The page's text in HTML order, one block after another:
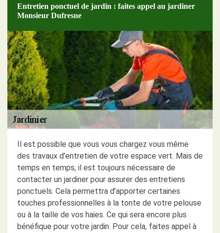
Entretien ponctuel de jardin : faites appel au jardiner
Monsieur Dufresne
Il est possible que vous vous chargez vous même
des travaux d’entretien de votre espace vert. Mais de
temps en temps, il est toujours nécessaire de
contacter un jardiner pour assurer des entretiens
ponctuels. Cela permettra d’apporter certaines
touches professionnelles à la tonte de votre pelouse
ou à la taille de vos haies. Ce qui sera encore plus
bénéfique pour votre jardin. Pour cela, faites appel à